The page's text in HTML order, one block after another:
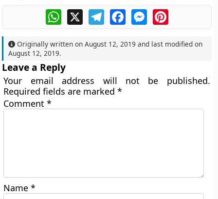
WhatsApp
X TelegramFacebookMessengerPinterest
Originally written onAugust 12, 2019 and last modified on
August 12, 2019.
Leave a Reply
Your email address will not be published.
Required fields are marked*
Comment*
Name*